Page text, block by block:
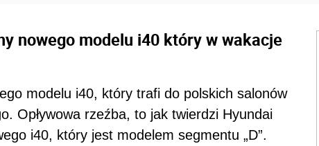
nowego modelu i40 który w wakacje
modelu i40, który trafi do polskich salonów
Opływowa rzeźba, to jak twierdzi Hyundai
i40, który jest modelem segmentu „D”.